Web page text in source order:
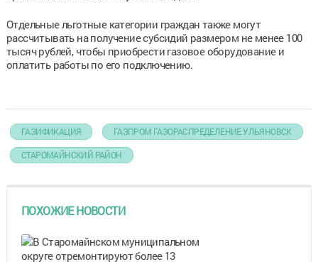
Отдельные льготные категории граждан также могут
рассчитывать на получение субсидий размером не менее 100
тысяч рублей, чтобы приобрести газовое оборудование и
оплатить работы по его подключению.
ГАЗИФИКАЦИЯ ГАЗПРОМ ГАЗОРАСПРЕДЕЛЕНИЕ УЛЬЯНОВСК
СТАРОМАЙНСКИЙ РАЙОН
ПОХОЖИЕ НОВОСТИ